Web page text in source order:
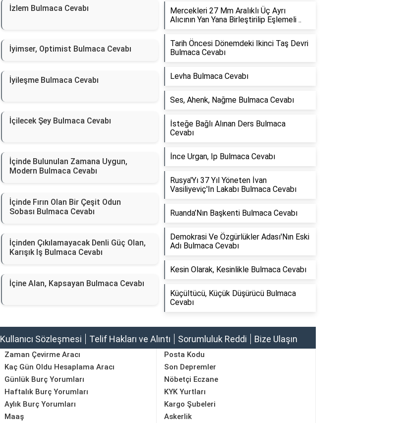
İzlem Bulmaca Cevabı
İyimser, Optimist Bulmaca Cevabı
İyileşme Bulmaca Cevabı
İçilecek Şey Bulmaca Cevabı
İçinde Bulunulan Zamana Uygun,
Modern Bulmaca Cevabı
İçinde Fırın Olan Bir Çeşit Odun
Sobası Bulmaca Cevabı
İçinden Çıkılamayacak Denli Güç Olan,
Karışık Iş Bulmaca Cevabı
İçine Alan, Kapsayan Bulmaca Cevabı
Mercekleri 27 Mm Aralıklı Üç Ayrı
Alıcının Yan Yana Birleştirilip Eşlemeli ..
Tarih Öncesi Dönemdeki Ikinci Taş Devri
Bulmaca Cevabı
Levha Bulmaca Cevabı
Ses, Ahenk, Nağme Bulmaca Cevabı
İsteğe Bağlı Alınan Ders Bulmaca
Cevabı
İnce Urgan, Ip Bulmaca Cevabı
Rusya'Yı 37 Yıl Yöneten İvan
Vasiliyeviç'In Lakabı Bulmaca Cevabı
Ruanda’Nın Başkenti Bulmaca Cevabı
Demokrasi Ve Özgürlükler Adası'Nın Eski
Adı Bulmaca Cevabı
Kesin Olarak, Kesinlikle Bulmaca Cevabı
Küçültücü, Küçük Düşürücü Bulmaca
Cevabı
Kullanıcı Sözleşmesi Telif Hakları ve Alıntı Sorumluluk Reddi Bize Ulaşın
Zaman Çevirme Aracı
Kaç Gün Oldu Hesaplama Aracı
Günlük Burç Yorumları
Haftalık Burç Yorumları
Aylık Burç Yorumları
Maaş
Posta Kodu
Son Depremler
Nöbetçi Eczane
KYK Yurtları
Kargo Şubeleri
Askerlik